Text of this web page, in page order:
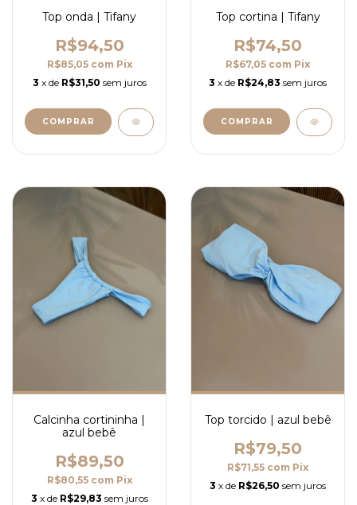
Top onda | Tifany
R$94,50
R$85,05 com Pix
3 x de R$31,50 sem juros
COMPRAR
Top cortina | Tifany
R$74,50
R$67,05 com Pix
3 x de R$24,83 sem juros
COMPRAR
Calcinha cortininha |
azul bebê
R$89,50
R$80,55 com Pix
3 x de R$29,83 sem juros
Top torcido | azul bebê
R$79,50
R$71,55 com Pix
3 x de R$26,50 sem juros